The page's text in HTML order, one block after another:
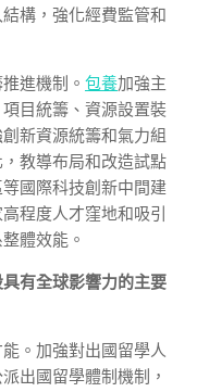
構，強化經費監管和
進機制。 包養加強主
目統籌、資源設置裝
新資源統籌和氣力組
教導布局和改造試點
國際科技創新中間建
程度人才窪地和吸引
體效能。
有全球影響力的主要
。加強對出國留學人
出國留學體制機制，